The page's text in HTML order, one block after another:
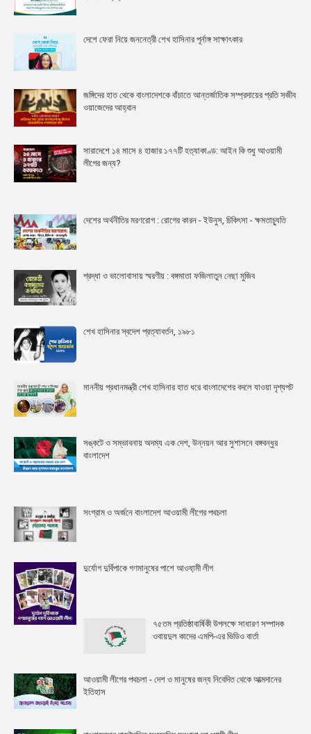
দেশে ফেরা নিয়ে জননেত্রী শেখ হাসিনার পূর্নাঙ্গ সাক্ষাৎকার
জঙ্গিদের হাত থেকে বাংলাদেশকে বাঁচাতে আন্তর্জাতিক সম্প্রদায়ের প্রতি সজীব
ওয়াজেদের আহ্বান
সারাদেশে ১৪ মাসে ৪ হাজার ১৭৭টি হত্যাকাণ্ড: আইন কি শুধু আওয়ামী
লীগের জন্য?
দেশের অর্থনীতির মরণরোগ : রোগের কারন - ইউনুস, চিকিৎসা - ক্ষমতাচ্যুতি
শ্রদ্ধা ও ভালোবাসায় স্মরণীয় : বঙ্গমাতা ফজিলাতুন নেছা মুজিব
শেখ হাসিনার স্বদেশ প্রত্যাবর্তন, ১৯৮১
মাননীয় প্রধানমন্ত্রী শেখ হাসিনার হাত ধরে বাংলাদেশের বদলে যাওয়া দৃশ্যপট
সঙ্কটে ও সম্ভাবনায় অদম্য এক দেশ, উন্নয়ন আর সুশাসনে বঙ্গবন্ধুর
বাংলাদেশ
সংগ্রাম ও অর্জনে বাংলাদেশ আওয়ামী লীগের পথচলা
দুর্যোগ দুর্বিপাকে গণমানুষের পাশে আওযা়মী লীগ
৭৫তম প্রতিষ্ঠাবার্ষিকী উপলক্ষে সাধারণ সম্পাদক
ওবায়দুল কাদের এমপি-এর ভিডিও বার্তা
আওয়ামী লীগের পথচলা - দেশ ও মানুষের জন্য নিবেদিত থেকে আত্মদানের
ইতিহাস